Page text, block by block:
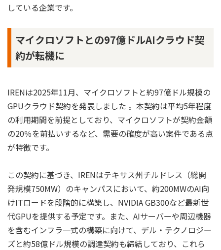
している企業です。
マイクロソフトとの97億ドルAIクラウド契
約が転機に
IRENは2025年11月、マイクロソフトと約97億ドル規模の
GPUクラウド契約を発表しました 。本契約は平均5年程度
の利用期間を前提としており、マイクロソフトが契約金額
の20％を前払いするなど、需要の確度が高い案件である点
が特徴です。
この契約に基づき、IRENはテキサス州チルドレス（総開
発規模750MW）のキャンパスにおいて、約200MWのAI向
けITロードを段階的に構築し、NVIDIA GB300など最新世
代GPUを提供する予定です。また、AIサーバーや周辺機器
を含むインフラ一式の構築に向けて、デル・テクノロジー
ズと約58億ドル規模の調達契約も締結しており、これら